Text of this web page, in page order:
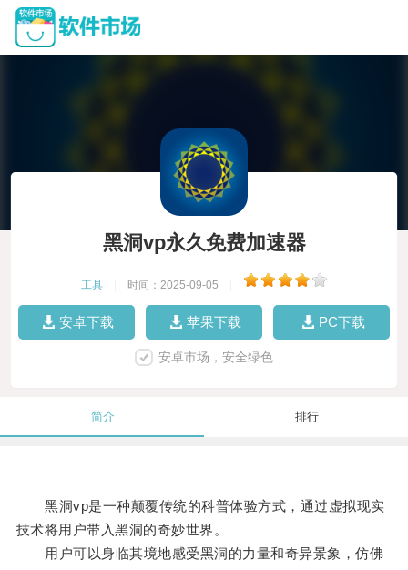
黑洞vp永久免费加速器
工具 时间：2025-09-05
安卓下载 苹果下载 PC下载
安卓市场，安全绿色
简介 排行
黑洞vp是一种颠覆传统的科普体验方式，通过虚拟现实
技术将用户带入黑洞的奇妙世界。
用户可以身临其境地感受黑洞的力量和奇异景象，仿佛